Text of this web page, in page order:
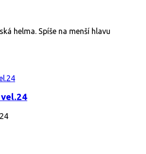
helma. Spíše na menší hlavu